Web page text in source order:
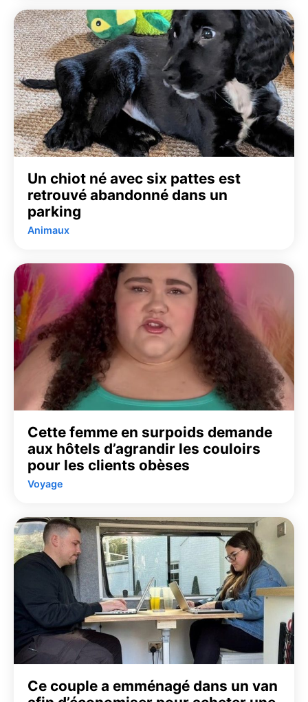
Un chiot né avec six pattes est
retrouvé abandonné dans un
parking
Animaux
Cette femme en surpoids demande
aux hôtels d’agrandir les couloirs
pour les clients obèses
Voyage
Ce couple a emménagé dans un van